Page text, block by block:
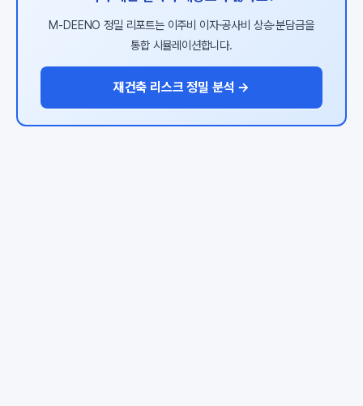
M-DEENO 정밀 리포트는 이주비 이자·공사비 상승·분담금을
통합 시뮬레이션합니다.
재건축 리스크 정밀 분석 →